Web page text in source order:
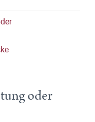
oder